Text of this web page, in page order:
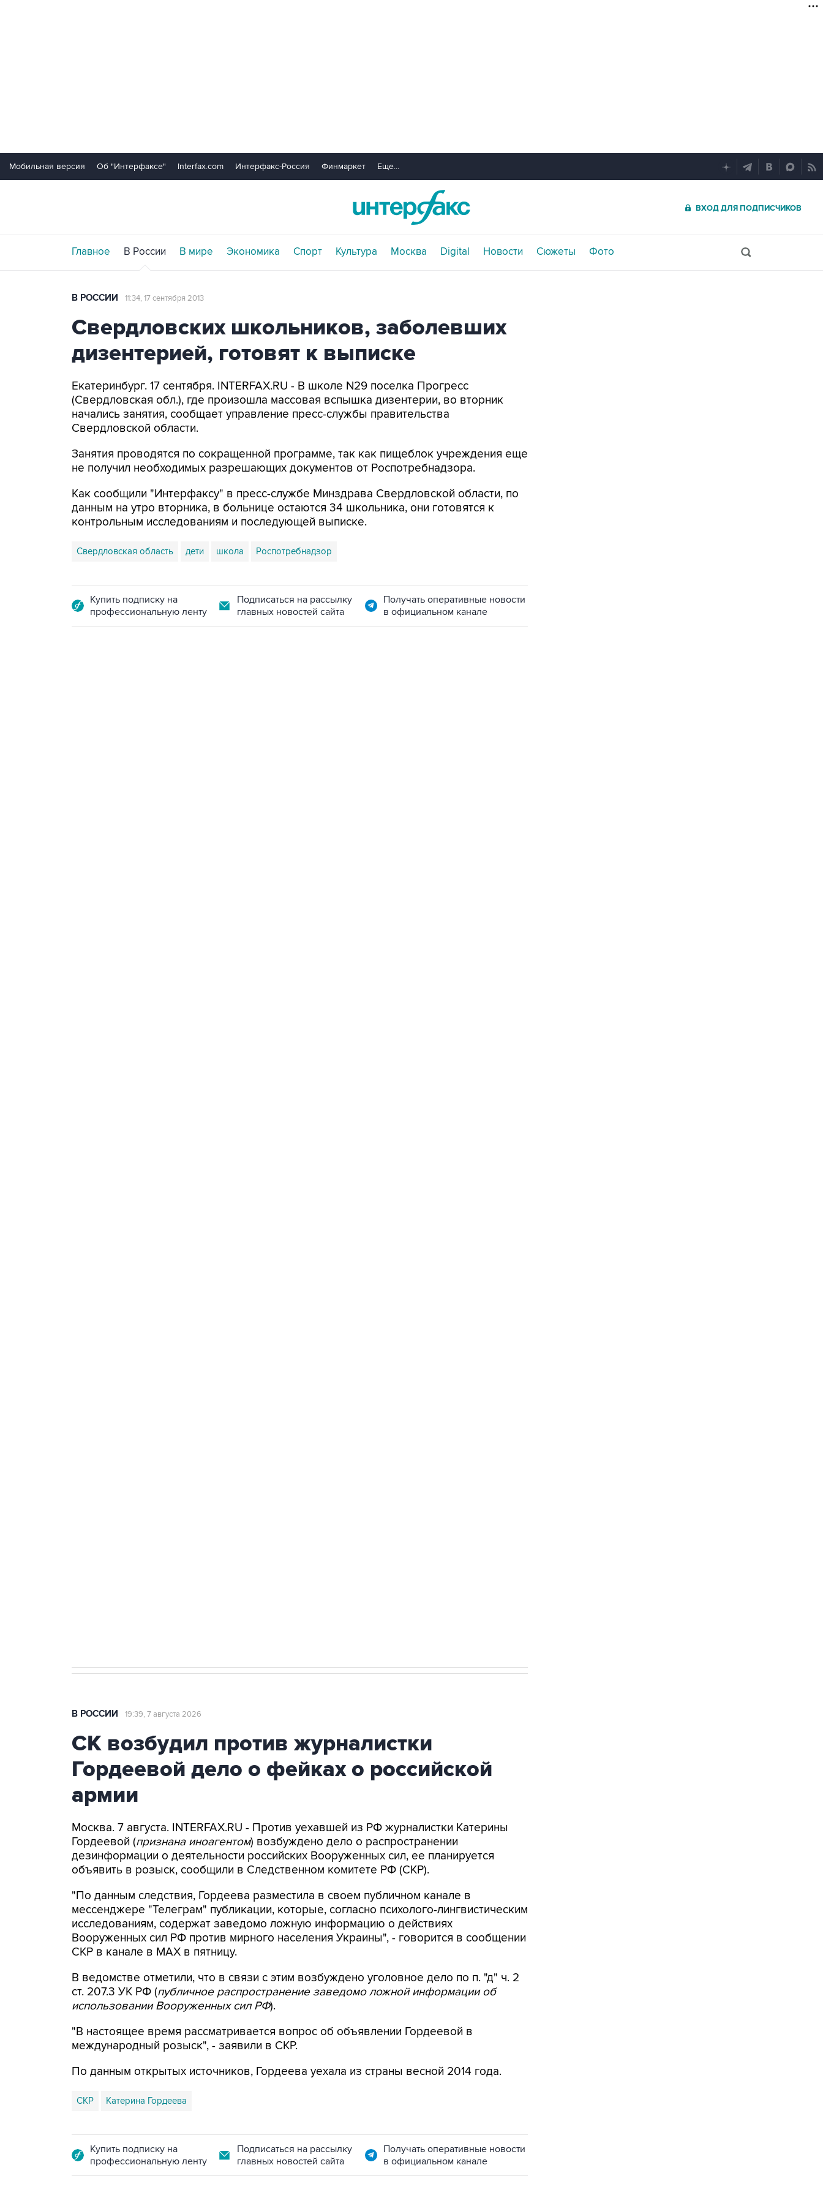
Мобильная версия Об "Интерфаксе" Interfax.com Интерфакс-Россия Финмаркет Еще...
ВХОД ДЛЯ ПОДПИСЧИКОВ
Главное В России В мире Экономика Спорт Культура Москва Digital Новости Сюжеты Фото
В РОССИИ 11:34, 17 сентября 2013
Свердловских школьников, заболевших
дизентерией, готовят к выписке
Екатеринбург. 17 сентября. INTERFAX.RU - В школе N29 поселка Прогресс
(Свердловская обл.), где произошла массовая вспышка дизентерии, во вторник
начались занятия, сообщает управление пресс-службы правительства
Свердловской области.
Занятия проводятся по сокращенной программе, так как пищеблок учреждения еще
не получил необходимых разрешающих документов от Роспотребнадзора.
Как сообщили "Интерфаксу" в пресс-службе Минздрава Свердловской области, по
данным на утро вторника, в больнице остаются 34 школьника, они готовятся к
контрольным исследованиям и последующей выписке.
Свердловская область дети школа Роспотребнадзор
Купить подписку на
профессиональную ленту
Подписаться на рассылку
главных новостей сайта
Получать оперативные новости
в официальном канале
В РОССИИ 19:39, 7 августа 2026
СК возбудил против журналистки
Гордеевой дело о фейках о российской
армии
Москва. 7 августа. INTERFAX.RU - Против уехавшей из РФ журналистки Катерины
Гордеевой (признана иноагентом) возбуждено дело о распространении
дезинформации о деятельности российских Вооруженных сил, ее планируется
объявить в розыск, сообщили в Следственном комитете РФ (СКР).
"По данным следствия, Гордеева разместила в своем публичном канале в
мессенджере "Телеграм" публикации, которые, согласно психолого-лингвистическим
исследованиям, содержат заведомо ложную информацию о действиях
Вооруженных сил РФ против мирного населения Украины", - говорится в сообщении
СКР в канале в MAX в пятницу.
В ведомстве отметили, что в связи с этим возбуждено уголовное дело по п. "д" ч. 2
ст. 207.3 УК РФ (публичное распространение заведомо ложной информации об
использовании Вооруженных сил РФ).
"В настоящее время рассматривается вопрос об объявлении Гордеевой в
международный розыск", - заявили в СКР.
По данным открытых источников, Гордеева уехала из страны весной 2014 года.
СКР Катерина Гордеева
Купить подписку на
профессиональную ленту
Подписаться на рассылку
главных новостей сайта
Получать оперативные новости
в официальном канале